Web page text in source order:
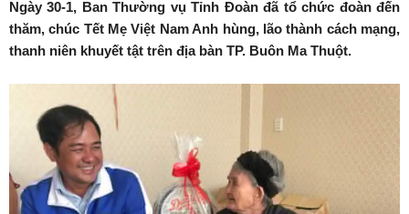
Ngày 30-1, Ban Thường vụ Tỉnh Đoàn đã tổ chức đoàn đến
thăm, chúc Tết Mẹ Việt Nam Anh hùng, lão thành cách mạng,
thanh niên khuyết tật trên địa bàn TP. Buôn Ma Thuột.